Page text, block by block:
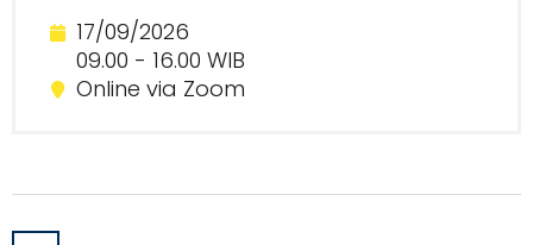
17/09/2026
09.00 - 16.00 WIB
Online via Zoom